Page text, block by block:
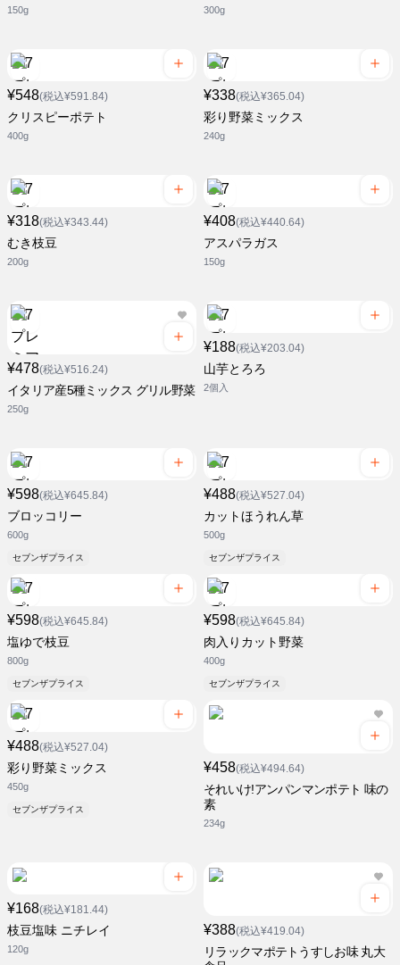
150g 300g
¥548(税込¥591.84)
クリスピーポテト
400g
¥338(税込¥365.04)
彩り野菜ミックス
240g
¥318(税込¥343.44)
むき枝豆
200g
¥408(税込¥440.64)
アスパラガス
150g
¥478(税込¥516.24)
イタリア産5種ミックス グリル野菜
250g
¥188(税込¥203.04)
山芋とろろ
2個入
¥598(税込¥645.84)
ブロッコリー
600g
セブンザプライス
¥488(税込¥527.04)
カットほうれん草
500g
セブンザプライス
¥598(税込¥645.84)
塩ゆで枝豆
800g
セブンザプライス
¥598(税込¥645.84)
肉入りカット野菜
400g
セブンザプライス
¥488(税込¥527.04)
彩り野菜ミックス
450g
セブンザプライス
¥458(税込¥494.64)
それいけ!アンパンマンポテト 味の
素
234g
¥168(税込¥181.44)
枝豆塩味 ニチレイ
120g
¥388(税込¥419.04)
リラックマポテトうすしお味 丸大